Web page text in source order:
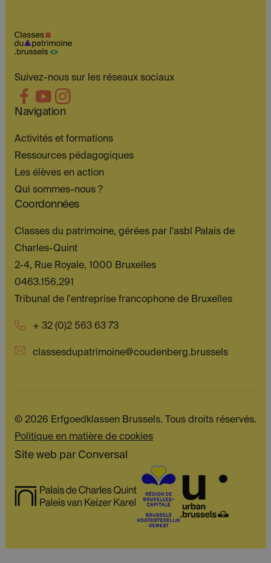
Suivez-nous sur les réseaux sociaux
Navigation
Activités et formations
Ressources pédagogiques
Les élèves en action
Qui sommes-nous ?
Coordonnées
Classes du patrimoine, gérées par l'asbl Palais de
Charles-Quint
2-4, Rue Royale, 1000 Bruxelles
0463.156.291
Tribunal de l'entreprise francophone de Bruxelles
+ 32 (0)2 563 63 73
classesdupatrimoine@coudenberg.brussels
© 2026 Erfgoedklassen Brussels. Tous droits réservés.
Politique en matière de cookies
Site web par Conversal